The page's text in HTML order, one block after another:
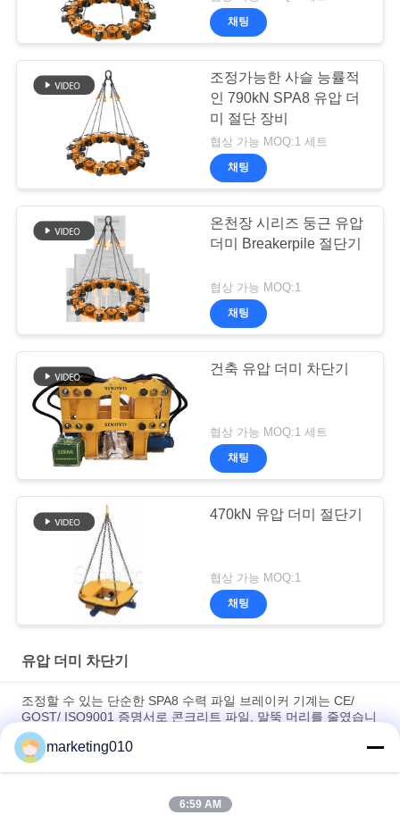
채팅
조정가능한 사슬 능률적
인 790kN SPA8 유압 더
미 절단 장비
협상 가능 MOQ:1 세트
채팅
온천장 시리즈 둥근 유압
더미 Breakerpile 절단기
협상 가능 MOQ:1
채팅
건축 유압 더미 차단기
협상 가능 MOQ:1 세트
채팅
470kN 유압 더미 절단기
협상 가능 MOQ:1
채팅
유압 더미 차단기
조정할 수 있는 단순한 SPA8 수력 파일 브레이커 기계는 CE/
GOST/ ISO9001 증명서로 콘크리트 파일, 말뚝 머리를 줄였습니
다
광업용 수압 분쇄 기계
벽체 폭 800 밀리미터 수력 파일 브레이커 수력 벽 브레이커 벽
marketing010
6:59 AM